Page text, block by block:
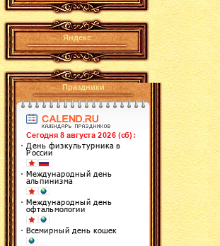
Яндекс
Праздники